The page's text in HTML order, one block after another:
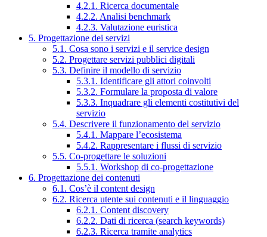
4.2.1. Ricerca documentale
4.2.2. Analisi benchmark
4.2.3. Valutazione euristica
5. Progettazione dei servizi
5.1. Cosa sono i servizi e il service design
5.2. Progettare servizi pubblici digitali
5.3. Definire il modello di servizio
5.3.1. Identificare gli attori coinvolti
5.3.2. Formulare la proposta di valore
5.3.3. Inquadrare gli elementi costitutivi del
servizio
5.4. Descrivere il funzionamento del servizio
5.4.1. Mappare l’ecosistema
5.4.2. Rappresentare i flussi di servizio
5.5. Co-progettare le soluzioni
5.5.1. Workshop di co-progettazione
6. Progettazione dei contenuti
6.1. Cos’è il content design
6.2. Ricerca utente sui contenuti e il linguaggio
6.2.1. Content discovery
6.2.2. Dati di ricerca (search keywords)
6.2.3. Ricerca tramite analytics